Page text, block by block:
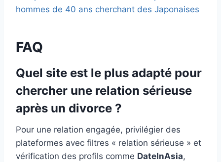
hommes de 40 ans cherchant des Japonaises
FAQ
Quel site est le plus adapté pour
chercher une relation sérieuse
après un divorce ?
Pour une relation engagée, privilégier des
plateformes avec filtres « relation sérieuse » et
vérification des profils comme DateInAsia,